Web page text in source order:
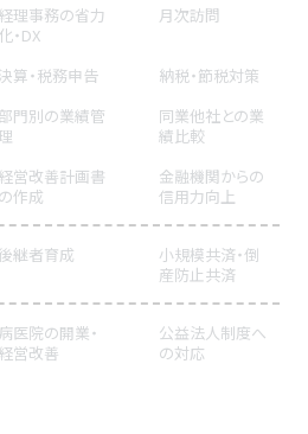
経理事務の省力
化・DX
月次訪問
決算・税務申告
納税・節税対策
門別の業績管
理
同業他社との業
績比較
経営改善計画書
の作成
金融機関からの
信用力向上
継者育成
小規模共済・倒
産防止共済
病医院の開業・
経営改善
公益法人制度へ
の対応